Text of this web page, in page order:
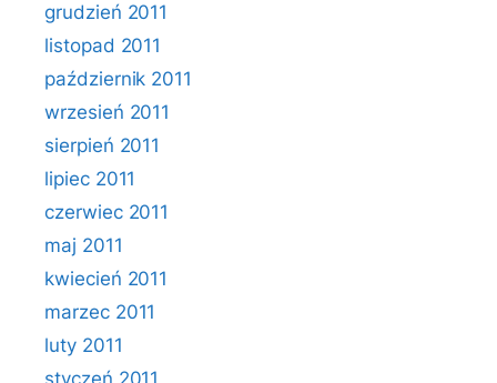
grudzień 2011
listopad 2011
październik 2011
wrzesień 2011
sierpień 2011
lipiec 2011
czerwiec 2011
maj 2011
kwiecień 2011
marzec 2011
luty 2011
styczeń 2011